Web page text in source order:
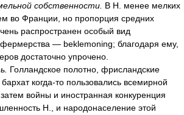
собственности. В Н. менее мелких
во Франции, но пропорция средних
распространен особый вид
фермерства — beklemoning; благодаря ему,
достаточно упрочено.
Голландское полотно, фрисландские
бархат когда-то пользовались всемирной
войны и иностранная конкуренция
Н., и народонаселение этой